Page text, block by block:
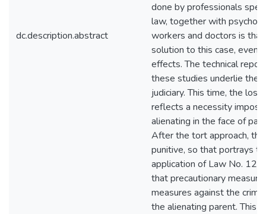
dc.description.abstract
done by professionals
law, together with
workers and doctors is that
solution to this case, even
effects. The technical
these studies underlie the
judiciary. This time, the
reflects a necessity
alienating in the face of
After the tort approach, the
punitive, so that portrays
application of Law No.
that precautionary
measures against the
the alienating parent. This